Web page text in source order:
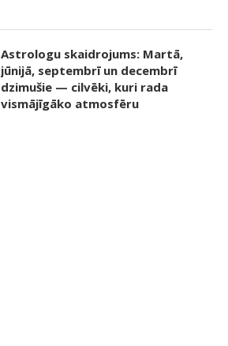
Astrologu skaidrojums: Martā,
jūnijā, septembrī un decembrī
dzimušie — cilvēki, kuri rada
vismājīgāko atmosfēru